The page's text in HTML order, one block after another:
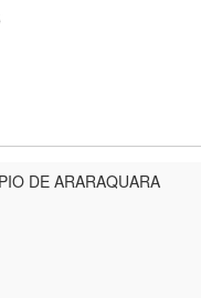
DE ARARAQUARA